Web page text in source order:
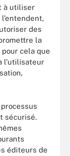
à utiliser
des
la
pour cela que
l’utilisateur
sécurisé.
éditeurs de